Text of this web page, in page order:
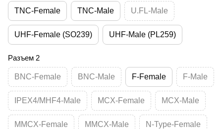
TNC-Female TNC-Male U.FL-Male
UHF-Female (SO239) UHF-Male (PL259)
Разъем 2
BNC-Female BNC-Male F-Female F-Male
IPEX4/MHF4-Male MCX-Female MCX-Male
MMCX-Female MMCX-Male N-Type-Female